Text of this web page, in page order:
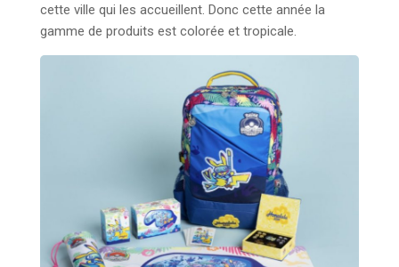
cette ville qui les accueillent. Donc cette année la
gamme de produits est colorée et tropicale.